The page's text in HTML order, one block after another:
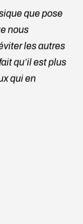
que pose
nous
les autres
qu’il est plus
qui en